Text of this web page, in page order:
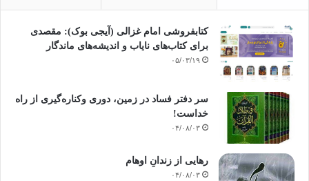
کتابفروشی امام غزالی (آیجی بوک): مقصدی
برای کتاب‌های نایاب و اندیشه‌های ماندگار
۰۵/۰۳/۱۹
سر دفتر فساد در زمین‌، دوری وکناره‌گیری از راه
خداست‌!
۰۴/۰۸/۰۳
رهایی از زندانِ اوهام
۰۴/۰۸/۰۳